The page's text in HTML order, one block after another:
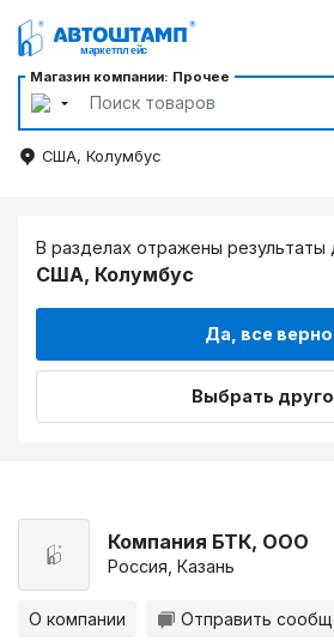
Магазин компании: Прочее
США, Колумбус
В разделах отражены результаты
США, Колумбус
Да, все верно
Выбрать
Компания БТК, ООО
Россия, Казань
О компании Отправить